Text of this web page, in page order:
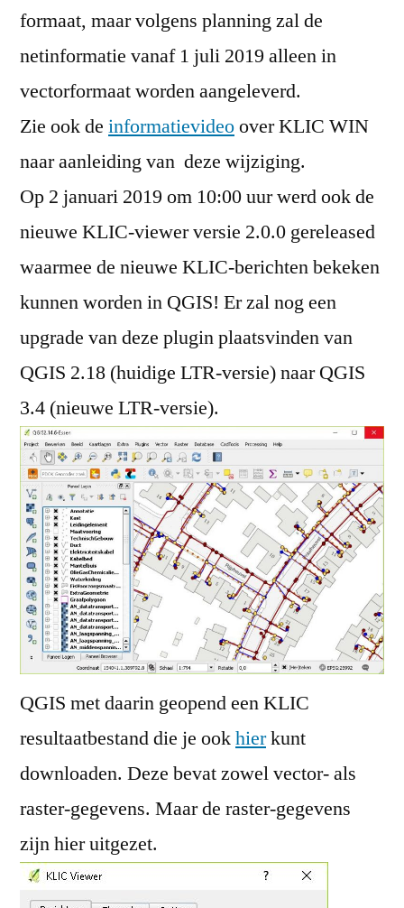
formaat, maar volgens planning zal de
netinformatie vanaf 1 juli 2019 alleen in
vectorformaat worden aangeleverd.
Zie ook de informatievideoover KLIC WIN
naar aanleiding van deze wijziging.
Op 2 januari 2019 om 10:00 uur werd ook de
nieuwe KLIC-viewer versie 2.0.0 gereleased
waarmee de nieuwe KLIC-berichten bekeken
kunnen worden in QGIS! Er zal nog een
upgrade van deze plugin plaatsvinden van
QGIS 2.18 (huidige LTR-versie) naar QGIS
3.4 (nieuwe LTR-versie).
QGIS met daarin geopend een KLIC
resultaatbestand die je ookhierkunt
downloaden. Deze bevat zowel vector- als
raster-gegevens. Maar de raster-gegevens
zijn hier uitgezet.